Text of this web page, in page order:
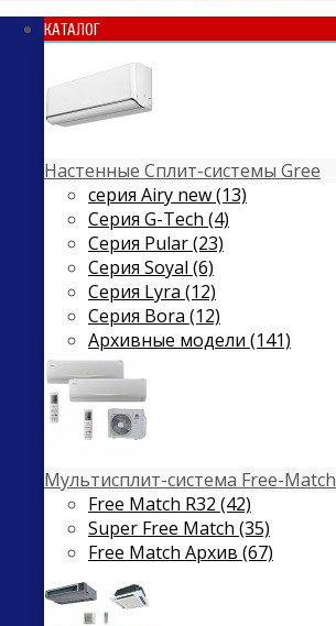
КАТАЛОГ
Настенные Сплит-системы Gree
серия Airy new (13)
Серия G-Tech (4)
Серия Pular (23)
Cерия Soyal (6)
Серия Lyra (12)
Серия Bora (12)
Архивные модели (141)
Мультисплит-система Free-Match
Free Match R32 (42)
Super Free Match (35)
Free Match Архив (67)